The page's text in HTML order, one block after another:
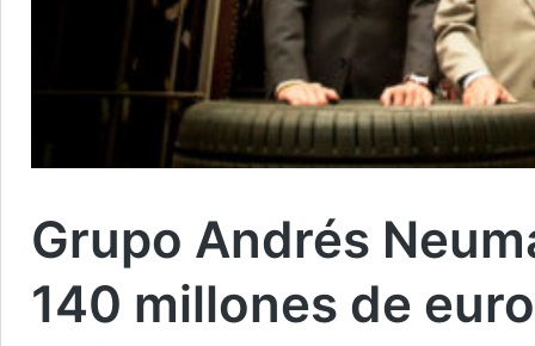
Grupo Andrés
140 millones de